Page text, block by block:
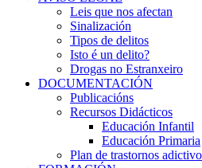
Leis que nos afectan
Sinalización
Tipos de delitos
Isto é un delito?
Drogas no Estranxeiro
DOCUMENTACIÓN
Publicacións
Recursos Didácticos
Educación Infantil
Educación Primaria
Plan de trastornos